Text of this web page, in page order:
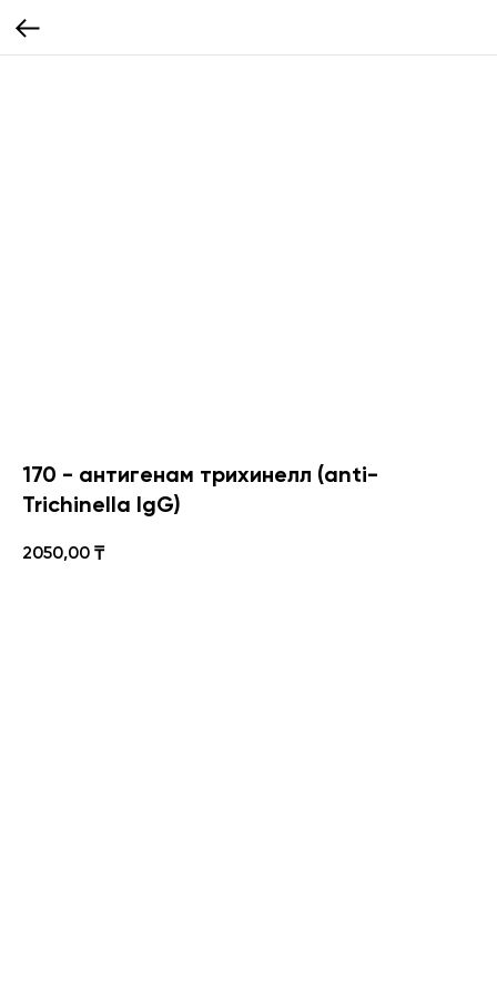
170 - антигенам трихинелл (anti-
Trichinella IgG)
2050,00 ₸